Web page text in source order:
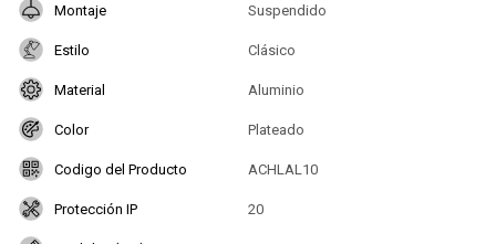
Montaje Suspendido
Estilo Clásico
Material Aluminio
Color Plateado
Codigo del Producto ACHLAL10
Protección IP 20